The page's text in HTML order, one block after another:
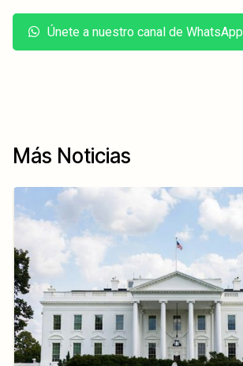
Únete a nuestro canal de WhatsApp
Más Noticias